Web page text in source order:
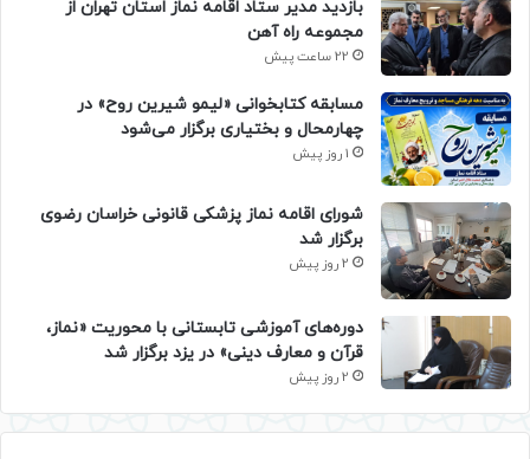
بازدید مدیر ستاد اقامه نماز استان تهران از
مجموعه راه آهن
22 ساعت پیش
مسابقه کتابخوانی «لیمو شیرین روح» در
چهارمحال و بختیاری برگزار می‌شود
1 روز پیش
شورای اقامه نماز پزشکی قانونی خراسان رضوی
برگزار شد
2 روز پیش
دوره‌های آموزشی تابستانی با محوریت «نماز،
قرآن و معارف دینی» در یزد برگزار شد
2 روز پیش